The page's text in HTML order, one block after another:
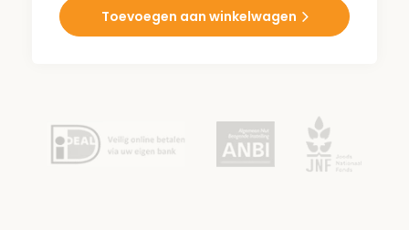
park
Certificaat
Toevoegen aan winkelwagen